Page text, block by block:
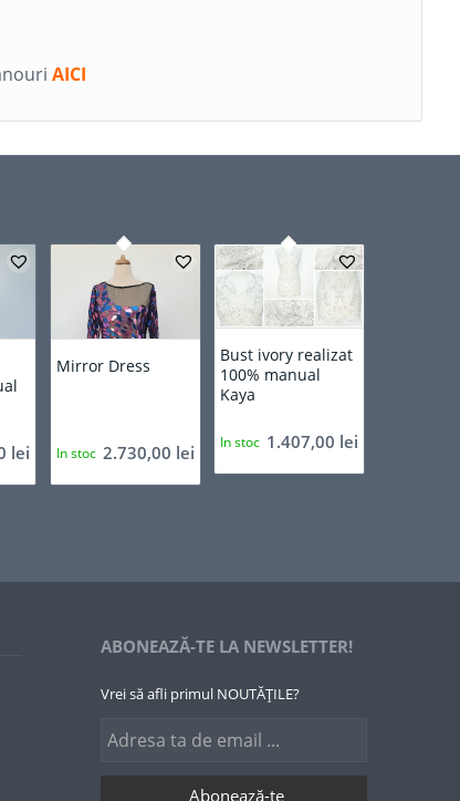
AICI
lei
Mirror Dress
2.730,00 lei
In stoc
Bust ivory realizat
100% manual
Kaya
1.407,00 lei
In stoc
ABONEAZĂ-TE LA NEWSLETTER!
Vrei să afli primul NOUTĂȚILE?